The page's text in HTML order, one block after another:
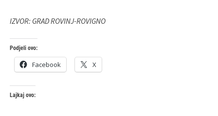
IZVOR: GRAD ROVINJ-ROVIGNO
Podjeli ovo:
Facebook X
Lajkaj ovo: